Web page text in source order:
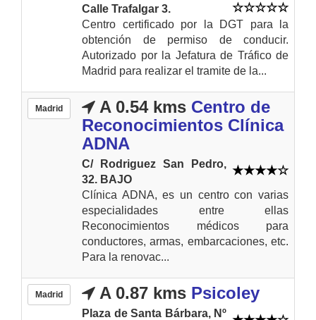
Calle Trafalgar 3.
Centro certificado por la DGT para la
obtención de permiso de conducir.
Autorizado por la Jefatura de Tráfico de
Madrid para realizar el tramite de la...
Madrid A 0.54 kms Centro de
Reconocimientos Clínica
ADNA
C/ Rodriguez San Pedro,
32. BAJO
Clínica ADNA, es un centro con varias
especialidades entre ellas
Reconocimientos médicos para
conductores, armas, embarcaciones, etc.
Para la renovac...
Madrid A 0.87 kms Psicoley
Plaza de Santa Bárbara, Nº